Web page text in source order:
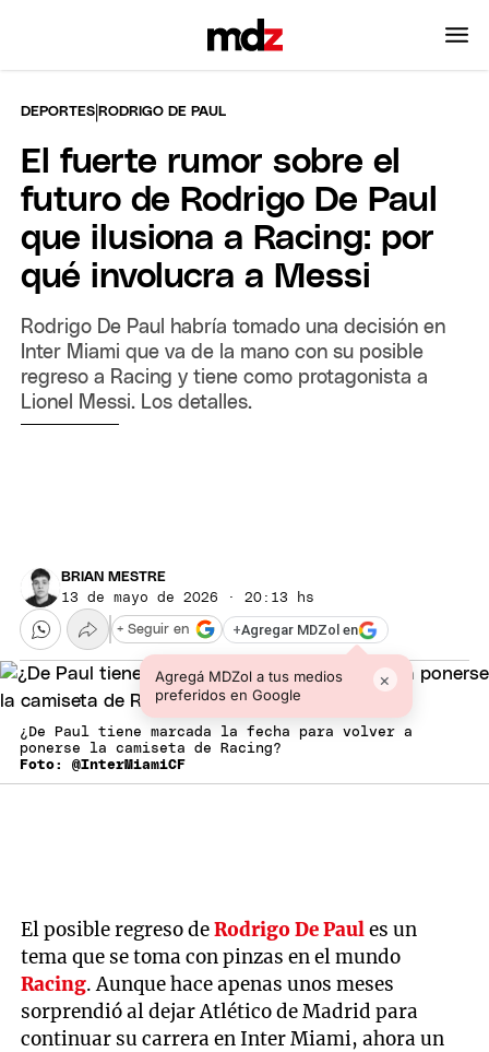
DEPORTES |RODRIGO DE PAUL
El fuerte rumor sobre el
futuro de Rodrigo De Paul
que ilusiona a Racing: por
qué involucra a Messi
Rodrigo De Paul habría tomado una decisión en
Inter Miami que va de la mano con su posible
regreso a Racing y tiene como protagonista a
Lionel Messi. Los detalles.
BRIAN MESTRE
13 de mayo de 2026 · 20:13 hs
+Agregar MDZol en
Agregá MDZol a tus medios
preferidos en Google
×
+ Seguir en
¿De Paul tiene marcada la fecha para volver a
ponerse la camiseta de Racing?
Foto: @InterMiamiCF
El posible regreso deRodrigo De Paules un
tema que se toma con pinzas en el mundo
Racing. Aunque hace apenas unos meses
sorprendió al dejar Atlético de Madrid para
continuar su carrera en Inter Miami, ahora un